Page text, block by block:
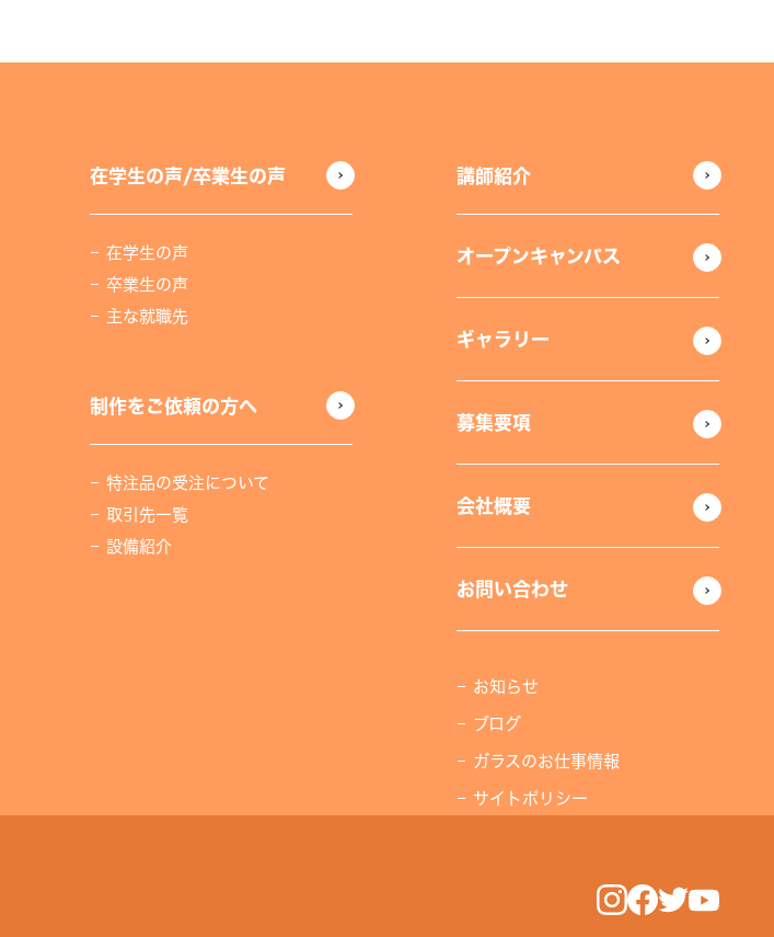
在学生の声/卒業生の声
在学生の声
卒業生の声
主な就職先
制作をご依頼の方へ
特注品の受注について
取引先一覧
設備紹介
講師紹介
オープンキャンパス
ギャラリー
募集要項
会社概要
お問い合わせ
お知らせ
ブログ
ガラスのお仕事情報
サイトポリシー